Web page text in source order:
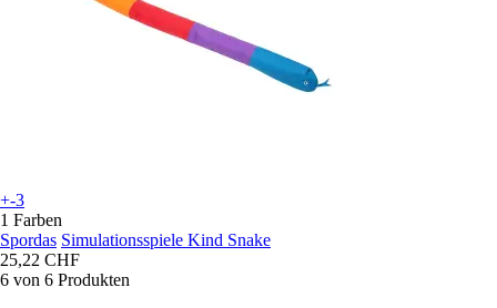
+-3
1 Farben
Spordas Simulationsspiele Kind Snake
25,22 CHF
6 von 6 Produkten